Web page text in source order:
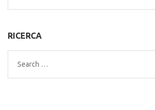
for:
RICERCA
Search
for: